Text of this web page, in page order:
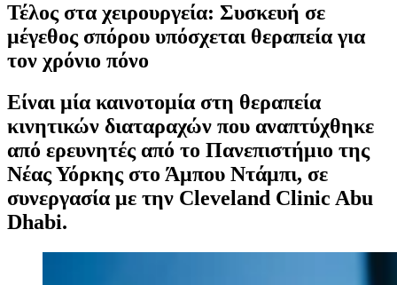
Τέλος στα χειρουργεία: Συσκευή σε
μέγεθος σπόρου υπόσχεται θεραπεία για
τον χρόνιο πόνο
Είναι μία καινοτομία στη θεραπεία
κινητικών διαταραχών που αναπτύχθηκε
από ερευνητές από το Πανεπιστήμιο της
Νέας Υόρκης στο Άμπου Ντάμπι, σε
συνεργασία με την Cleveland Clinic Abu
Dhabi.